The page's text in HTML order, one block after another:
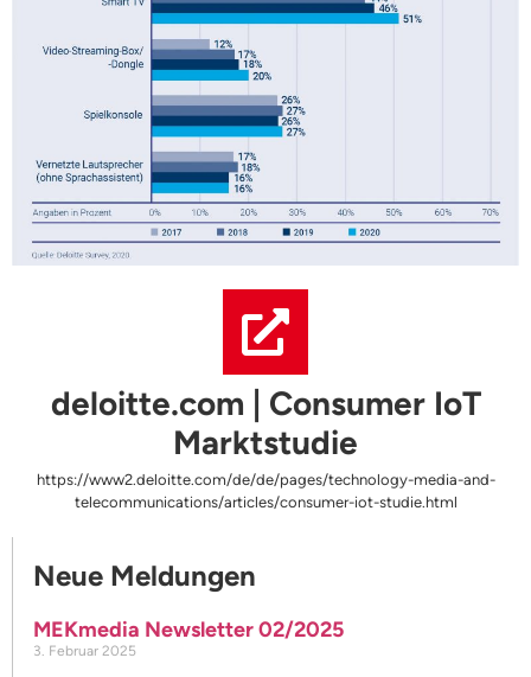
deloitte.com | Consumer IoT
Marktstudie
https://www2.deloitte.com/de/de/pages/technology-media-and-
telecommunications/articles/consumer-iot-studie.html
Neue Meldungen
MEKmedia Newsletter 02/2025
3. Februar 2025